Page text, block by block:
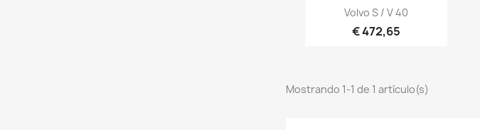
Vista rápida
Volvo S / V 40
€ 472,65
Mostrando 1-1 de 1 artículo(s)